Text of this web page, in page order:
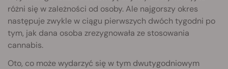
różni się w zależności od osoby. Ale najgorszy okres
następuje zwykle w ciągu pierwszych dwóch tygodni po
tym, jak dana osoba zrezygnowała ze stosowania
cannabis.
Oto, co może wydarzyć się w tym dwutygodniowym